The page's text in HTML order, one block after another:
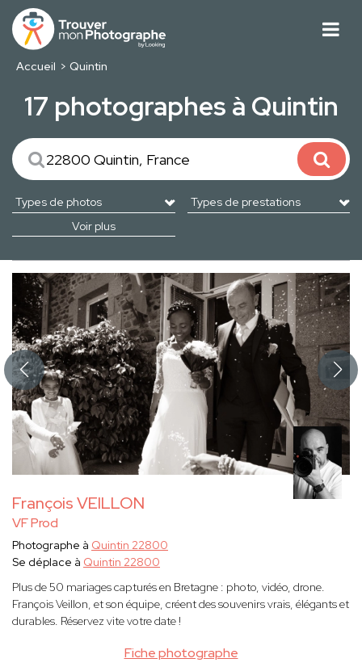
Accueil Quintin
17 photographes à Quintin
Voir plus
François VEILLON
VF Prod
Fiche photographe
Photographe à Quintin 22800
Se déplace à Quintin 22800
Plus de 50 mariages capturés en Bretagne : photo, vidéo, drone.
François Veillon, et son équipe, créent des souvenirs vrais, élégants et
durables. Réservez vite votre date !